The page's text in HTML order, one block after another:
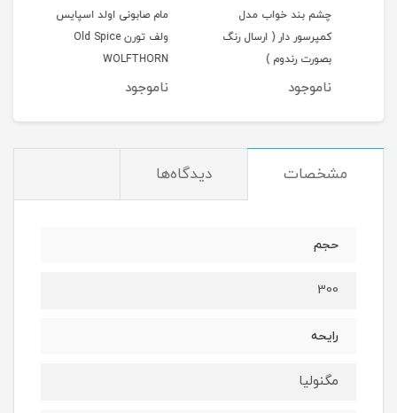
چشم بند خواب مدل
کمپرسور دار ( ارسال رنگ
بصورت رندوم )
ناموجود
مام صابونی اولد اسپایس
ولف تورن Old Spice
WOLFTHORN
ناموجود
مشخصات دیدگاه‌ها
حجم
300
رایحه
مگنولیا